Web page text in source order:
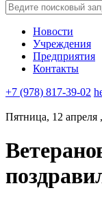
Новости
Учреждения
Предприятия
Контакты
+7 (978) 817-39-02
Пятница, 12 апреля